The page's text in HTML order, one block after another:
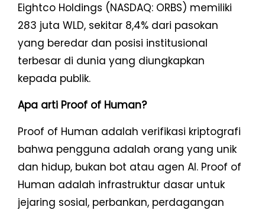
Eightco Holdings (NASDAQ: ORBS) memiliki
283 juta WLD, sekitar 8,4% dari pasokan
yang beredar dan posisi institusional
terbesar di dunia yang diungkapkan
kepada publik.
Apa arti Proof of Human?
Proof of Human adalah verifikasi kriptografi
bahwa pengguna adalah orang yang unik
dan hidup, bukan bot atau agen AI. Proof of
Human adalah infrastruktur dasar untuk
jejaring sosial, perbankan, perdagangan